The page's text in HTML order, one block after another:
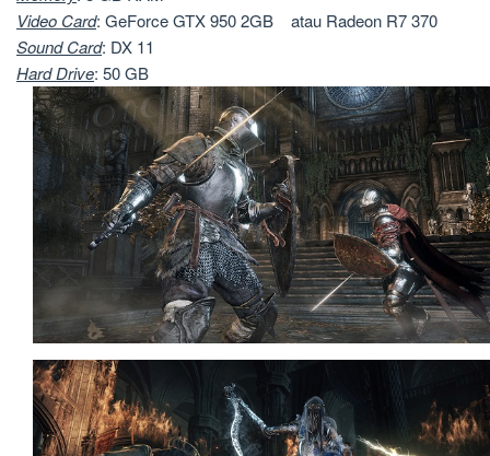
Video Card: GeForce GTX 950 2GB atau Radeon R7 370
SoundCard: DX 11
HardDrive: 50 GB